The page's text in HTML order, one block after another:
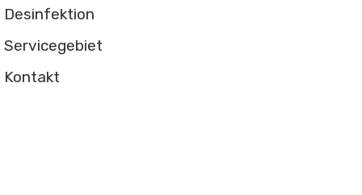
Desinfektion
Servicegebiet
Kontakt